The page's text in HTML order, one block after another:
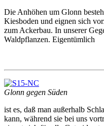
Die Anhöhen um Glonn
Kiesboden und eignen sich
zum Ackerbau. In unserer
Waldpflanzen. Eigentümlich
Glonn gegen Süden
ist es, daß man außerhalb
kann, während sie bei uns